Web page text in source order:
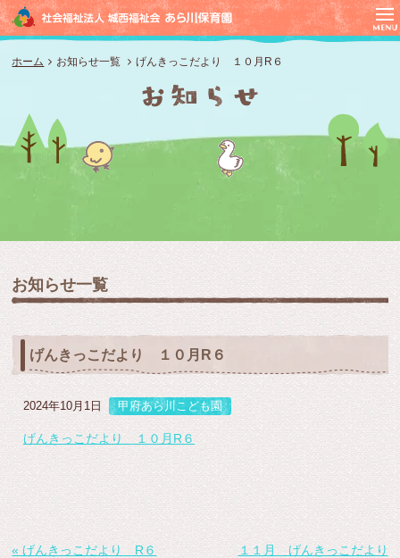
ホーム お知らせ一覧 げんきっこだより １０月R６
お知らせ一覧
げんきっこだより １０月R６
2024年10月1日 甲府あら川こども園
げんきっこだより １０月R６
« げんきっこだより R６
１１月 げんきっこだより